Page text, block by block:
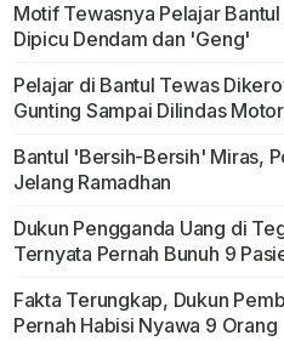
Motif Tewasnya Pelajar
Dipicu Dendam dan 'Geng'
Pelajar di Bantul Tewas
Gunting Sampai Dilindas
Bantul 'Bersih-Bersih' Miras,
Jelang Ramadhan
Dukun Pengganda Uang di
Ternyata Pernah Bunuh 9
Fakta Terungkap, Dukun
Pernah Habisi Nyawa 9 Orang